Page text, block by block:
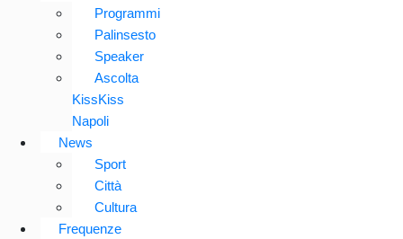
Programmi
Palinsesto
Speaker
Ascolta
KissKiss
Napoli
News
Sport
Città
Cultura
Frequenze